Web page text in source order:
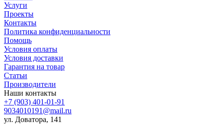
Услуги
Проекты
Контакты
Политика конфиденциальности
Помощь
Условия оплаты
Условия доставки
Гарантия на товар
Статьи
Производители
Наши контакты
+7 (903) 401-01-91
9034010191@mail.ru
ул. Доватора, 141